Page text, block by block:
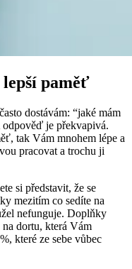
paměť
dostávám: “jaké mám
je překvapivá.
tak Vám mnohem lépe a
pracovat a trochu ji
si představit, že se
mezitím co sedíte na
nefunguje. Doplňky
dortu, která Vám
které ze sebe vůbec